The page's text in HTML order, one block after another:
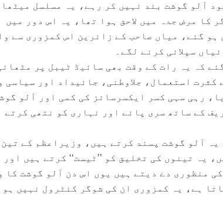
آلو گوشت بند نہیں کر رہے، یہ مسلسل
کا مرض جدہ میں لاحق ہوا تھا، یہ اس دور میں
ہو گئے، میاں صاحب کے زائرین اس کمزوری سے
سپلائی کرنے لگے۔
کہ یہ رات کے وقت بھی سائیڈ ٹیبل پر
استعمال، جلاوطنی، جائیداد اور سیاسی
رہی سہی کسر ایکسرسائز کی کمی اور آلو
کے ساتھ سری پائے اور نہاری کو نتھی کرتے
آلو گوشت پسند کرتے ہیں، وزیراعظم کے تین
یہ تینوں کی تخلیق کو ’’ٹیسٹ‘‘ کرتے ہیں اور
منظوری دے دیتے ہیں یوں اس دن آلو گوشت کا
ہے، یہ کمزوری ان کی شوگر کنٹرول نہیں